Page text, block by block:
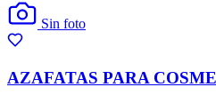
Sin foto
AZAFATAS PARA